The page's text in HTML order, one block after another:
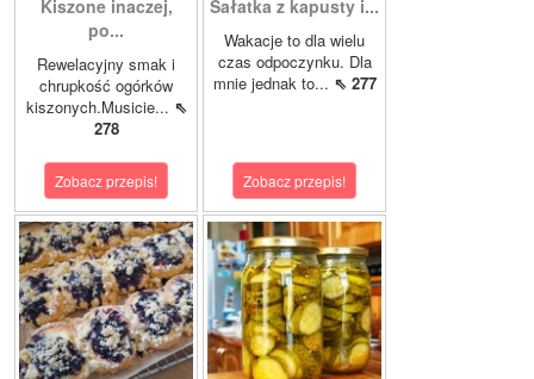
Kiszone inaczej,
po...
Rewelacyjny smak i
chrupkość ogórków
kiszonych.Musicie... ⇖
278
Zobacz przepis!
Sałatka z kapusty i...
Wakacje to dla wielu
czas odpoczynku. Dla
mnie jednak to... ⇖ 277
Zobacz przepis!